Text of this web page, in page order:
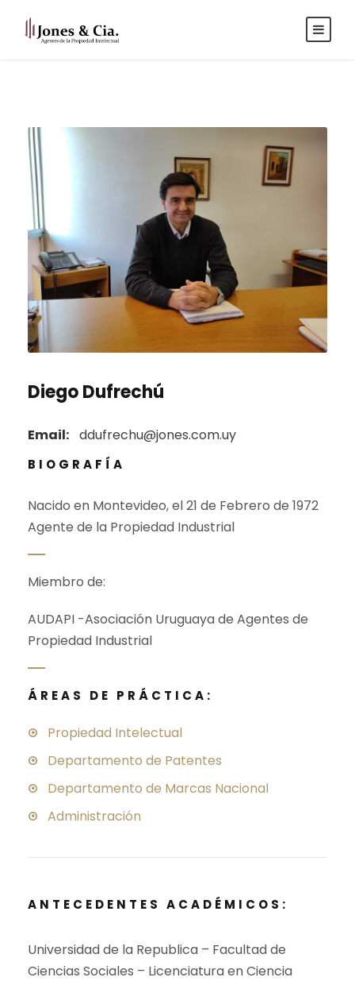
|Inglés
Diego Dufrechú
Email: ddufrechu@jones.com.uy
BIOGRAFÍA
Nacido en Montevideo, el 21 de Febrero de 1972
Agente de la Propiedad Industrial
Miembro de:
AUDAPI -Asociación Uruguaya de Agentes de
Propiedad Industrial
ÁREAS DE PRÁCTICA:
Propiedad Intelectual
Departamento de Patentes
Departamento de Marcas Nacional
Administración
ANTECEDENTES ACADÉMICOS:
Universidad de la Republica – Facultad de
Ciencias Sociales – Licenciatura en Ciencia